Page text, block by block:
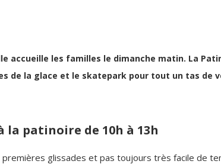
accueille les familles le dimanche matin. La
de la glace et le skatepark pour tout un tas de
la patinoire de 10h à 13h
glissades et pas toujours très facile de